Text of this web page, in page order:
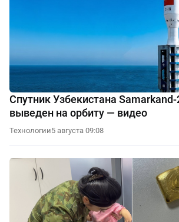
Спутник Узбекистана
выведен на орбиту — видео
Технологии5 августа 09:08